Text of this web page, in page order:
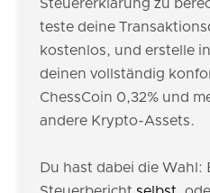
Steuererklärung zu
teste deine
kostenlos, und erstelle
deinen vollständig
ChessCoin 0,32% und
andere Krypto-Assets.
Du hast dabei die Wahl: